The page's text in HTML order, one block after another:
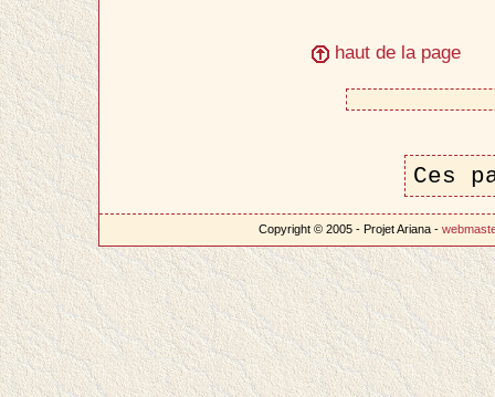
haut de la page
Ces
Copyright © 2005 - Projet Ariana -